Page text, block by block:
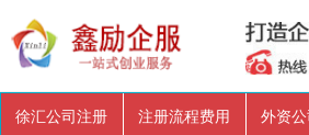
徐汇公司注册 注册流程费用 外资